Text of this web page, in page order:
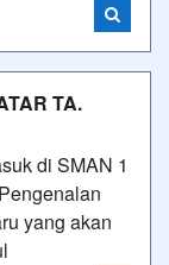
TA.
di SMAN 1
yang akan